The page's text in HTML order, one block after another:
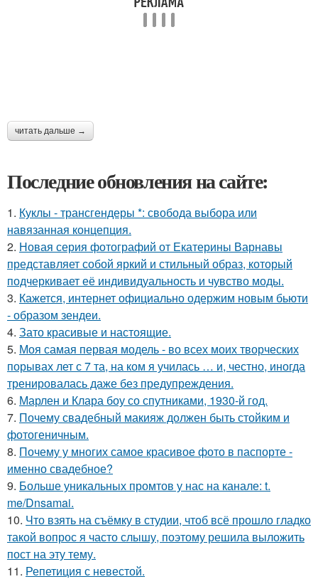
читать дальше →
Последние обновления на сайте:
1. Куклы - трансгендеры *: свобода выбора или
навязанная концепция.
2. Новая серия фотографий от Екатерины Варнавы
представляет собой яркий и стильный образ, который
подчеркивает её индивидуальность и чувство моды.
3. Кажется, интернет официально одержим новым бьюти
- образом зендеи.
4. Зато красивые и настоящие.
5. Моя самая первая модель - во всех моих творческих
порывах лет с 7 та, на ком я училась … и, честно, иногда
тренировалась даже без предупреждения.
6. Марлен и Клара боу со спутниками, 1930-й год.
7. Почему свадебный макияж должен быть стойким и
фотогеничным.
8. Почему у многих самое красивое фото в паспорте -
именно свадебное?
9. Больше уникальных промтов у нас на канале: t.
me/Dnsamai.
10. Что взять на съёмку в студии, чтоб всё прошло гладко
такой вопрос я часто слышу, поэтому решила выложить
пост на эту тему.
11. Репетиция с невестой.